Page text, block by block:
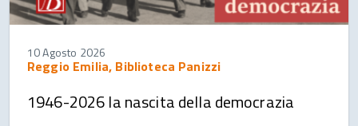
10 Agosto 2026
Reggio Emilia, Biblioteca Panizzi
1946-2026 la nascita della democrazia